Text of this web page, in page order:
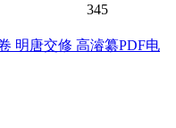
345
明唐交修 高濬纂PDF电